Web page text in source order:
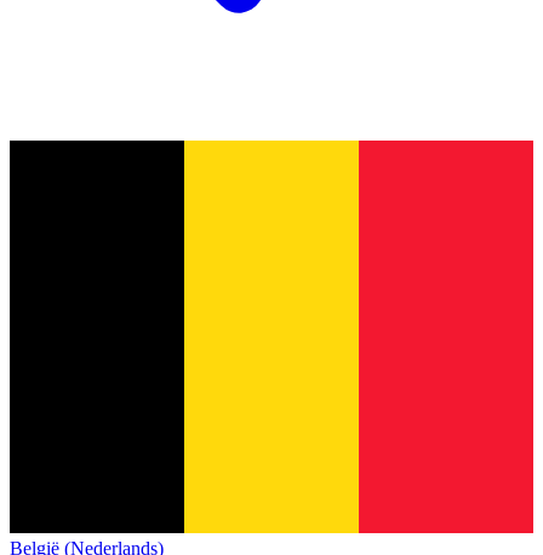
België (Nederlands)